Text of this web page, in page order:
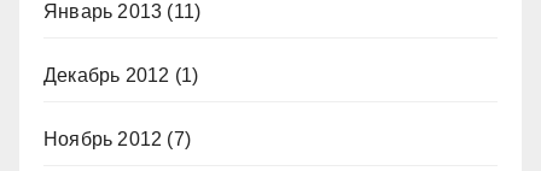
Январь 2013 (11)
Декабрь 2012 (1)
Ноябрь 2012 (7)